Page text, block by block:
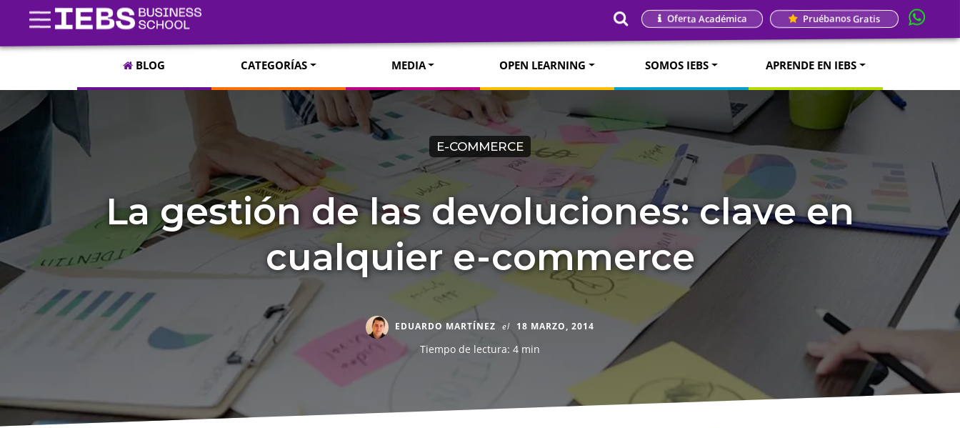
Oferta Académica Pruébanos Gratis
BLOG CATEGORÍAS MEDIA OPEN LEARNING SOMOS IEBS APRENDE EN IEBS
E-COMMERCE
La gestión de las devoluciones: clave en
cualquier e-commerce
EDUARDO MARTÍNEZ el 18 MARZO, 2014
Tiempo de lectura: 4 min